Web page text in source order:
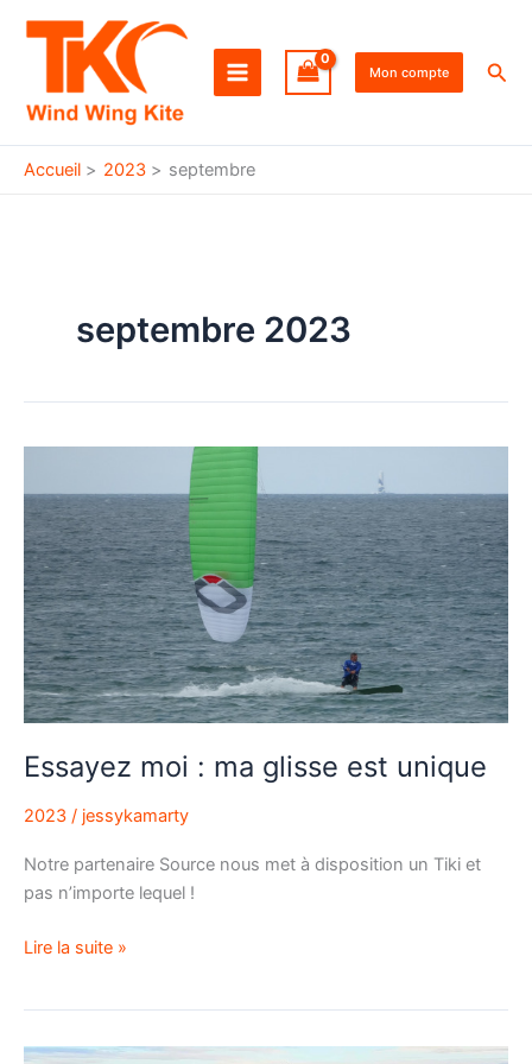
Mon compte
Accueil 2023 septembre
septembre 2023
Essayez moi : ma glisse est unique
2023 / jessykamarty
Notre partenaire Source nous met à disposition un Tiki et
pas n’importe lequel !
ma
glisse
est
unique
Lire la suite »
Matinées